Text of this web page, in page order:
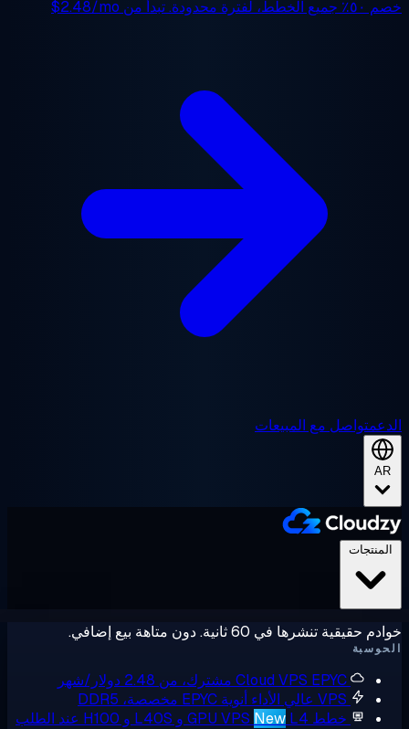
٥٠٪ جميع الخطط، لفترة محدودة. تبدأ من $2.48/mo
تواصل مع المبيعات
تنشرها في 60 ثانية. دون متاهة بيع إضافي.
Cloud VPSEPYC مشترك، من 2.48 دولار/شهر
VPS عالي الأداء
أنوية EPYC مخصصة، DDR5
خطط GPU VPS
New L4 و L40S و H100 عند الطلب